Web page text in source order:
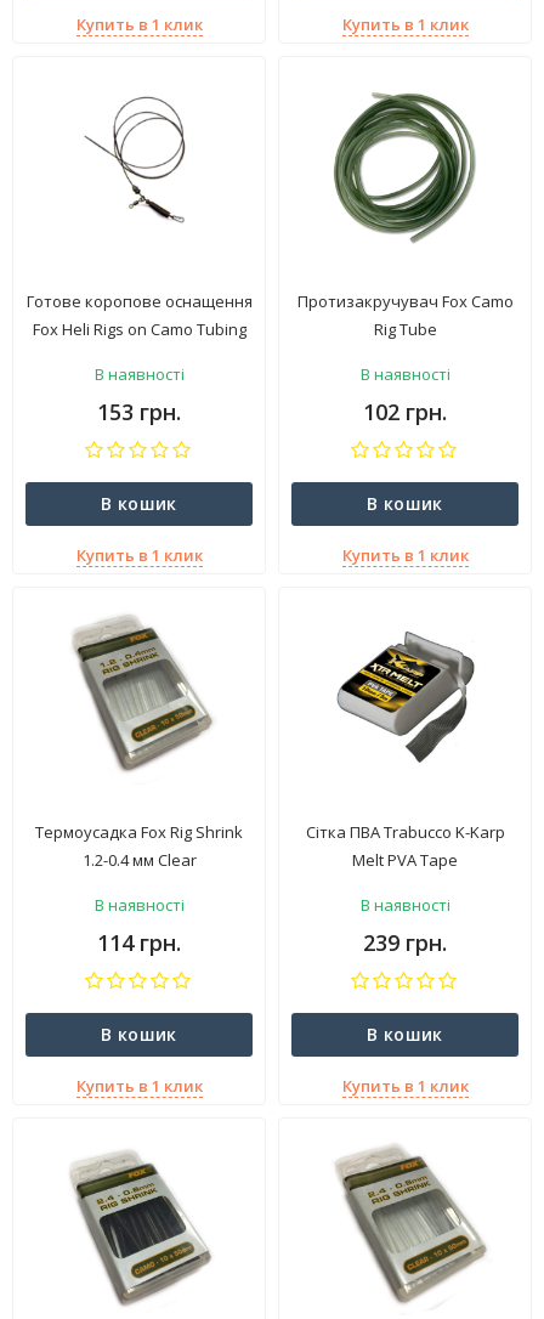
Купить в 1 клик Купить в 1 клик
Готове коропове оснащення
Fox Heli Rigs on Camo Tubing
В наявності
153 грн.
В кошик
Купить в 1 клик
Протизакручувач Fox Camo
Rig Tube
В наявності
102 грн.
В кошик
Купить в 1 клик
Термоусадка Fox Rig Shrink
1.2-0.4 мм Clear
В наявності
114 грн.
В кошик
Купить в 1 клик
Сітка ПВА Trabucco K-Karp
Melt PVA Tape
В наявності
239 грн.
В кошик
Купить в 1 клик